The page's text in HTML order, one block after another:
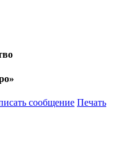
сообщение Печать